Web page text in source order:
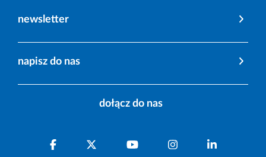
newsletter
napisz do nas
dołącz do nas